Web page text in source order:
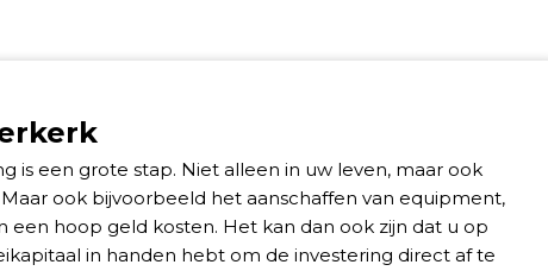
is een grote stap. Niet alleen in uw leven, maar ook
ook bijvoorbeeld het aanschaffen van equipment,
een hoop geld kosten. Het kan dan ook zijn dat u op
in handen hebt om de investering direct af te